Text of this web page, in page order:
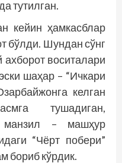
тутилган.
кейин ҳамкасблар
бўлди. Шундан сўнг
воситалари
шаҳар – “Ичкари
келган
тушадиган,
– машҳур
“Чёрт побери”
бориб кўрдик.